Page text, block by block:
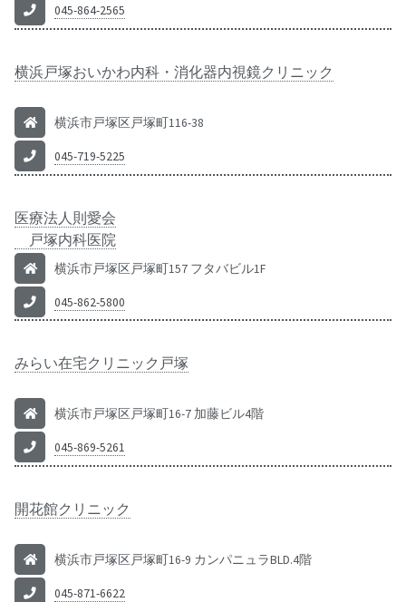
045-864-2565
横浜戸塚おいかわ内科・消化器内視鏡クリニック
横浜市戸塚区戸塚町116-38
045-719-5225
医療法人則愛会
戸塚内科医院
横浜市戸塚区戸塚町157 フタバビル1F
045-862-5800
みらい在宅クリニック戸塚
横浜市戸塚区戸塚町16-7 加藤ビル4階
045-869-5261
開花館クリニック
横浜市戸塚区戸塚町16-9 カンパニュラBLD.4階
045-871-6622